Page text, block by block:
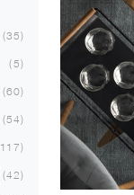
35
5
60
54
117
42